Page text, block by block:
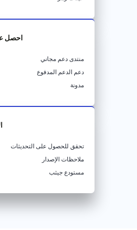
احصل
منتدى دعم مجاني
دعم الدعم المدفوع
مدونة
تحقق للحصول على التحديثات
ملاحظات الإصدار
مستودع جيثب